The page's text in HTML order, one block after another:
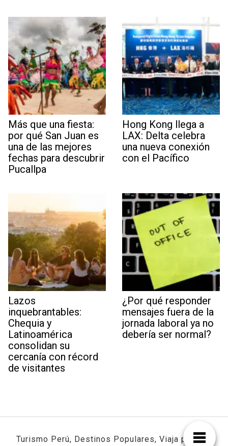
Más que una fiesta:
por qué San Juan es
una de las mejores
fechas para descubrir
Pucallpa
Hong Kong llega a
LAX: Delta celebra
una nueva conexión
con el Pacífico
Lazos
inquebrantables:
Chequia y
Latinoamérica
consolidan su
cercanía con récord
de visitantes
¿Por qué responder
mensajes fuera de la
jornada laboral ya no
debería ser normal?
Turismo Perú, Destinos Populares, Viaja por